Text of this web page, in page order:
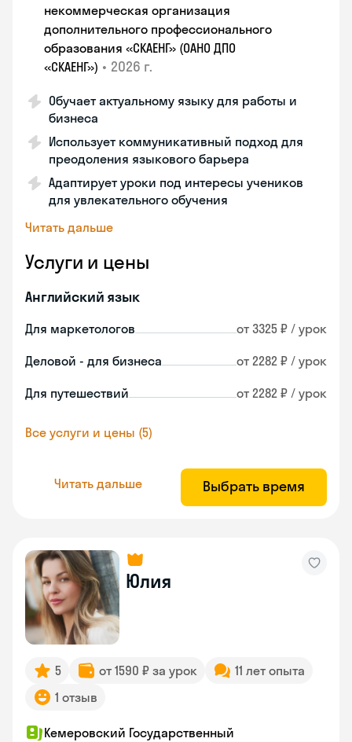
некоммерческая организация
дополнительного профессионального
образования «СКАЕНГ» (ОАНО ДПО
«СКАЕНГ») • 2026 г.
Обучает актуальному языку для работы и
бизнеса
Использует коммуникативный подход для
преодоления языкового барьера
Адаптирует уроки под интересы учеников
для увлекательного обучения
Читать дальше
Услуги и цены
Английский язык
Для маркетологов от 3325 ₽ / урок
Деловой - для бизнеса от 2282 ₽ / урок
Для путешествий от 2282 ₽ / урок
Все услуги и цены (5)
Читать дальше Выбрать время
Юлия
5 от 1590 ₽ за урок
11 лет опыта
1 отзыв
Кемеровский Государственный